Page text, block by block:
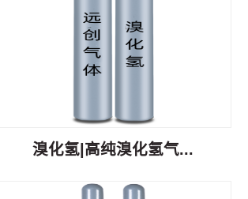
溴化氢|高纯溴化氢气...